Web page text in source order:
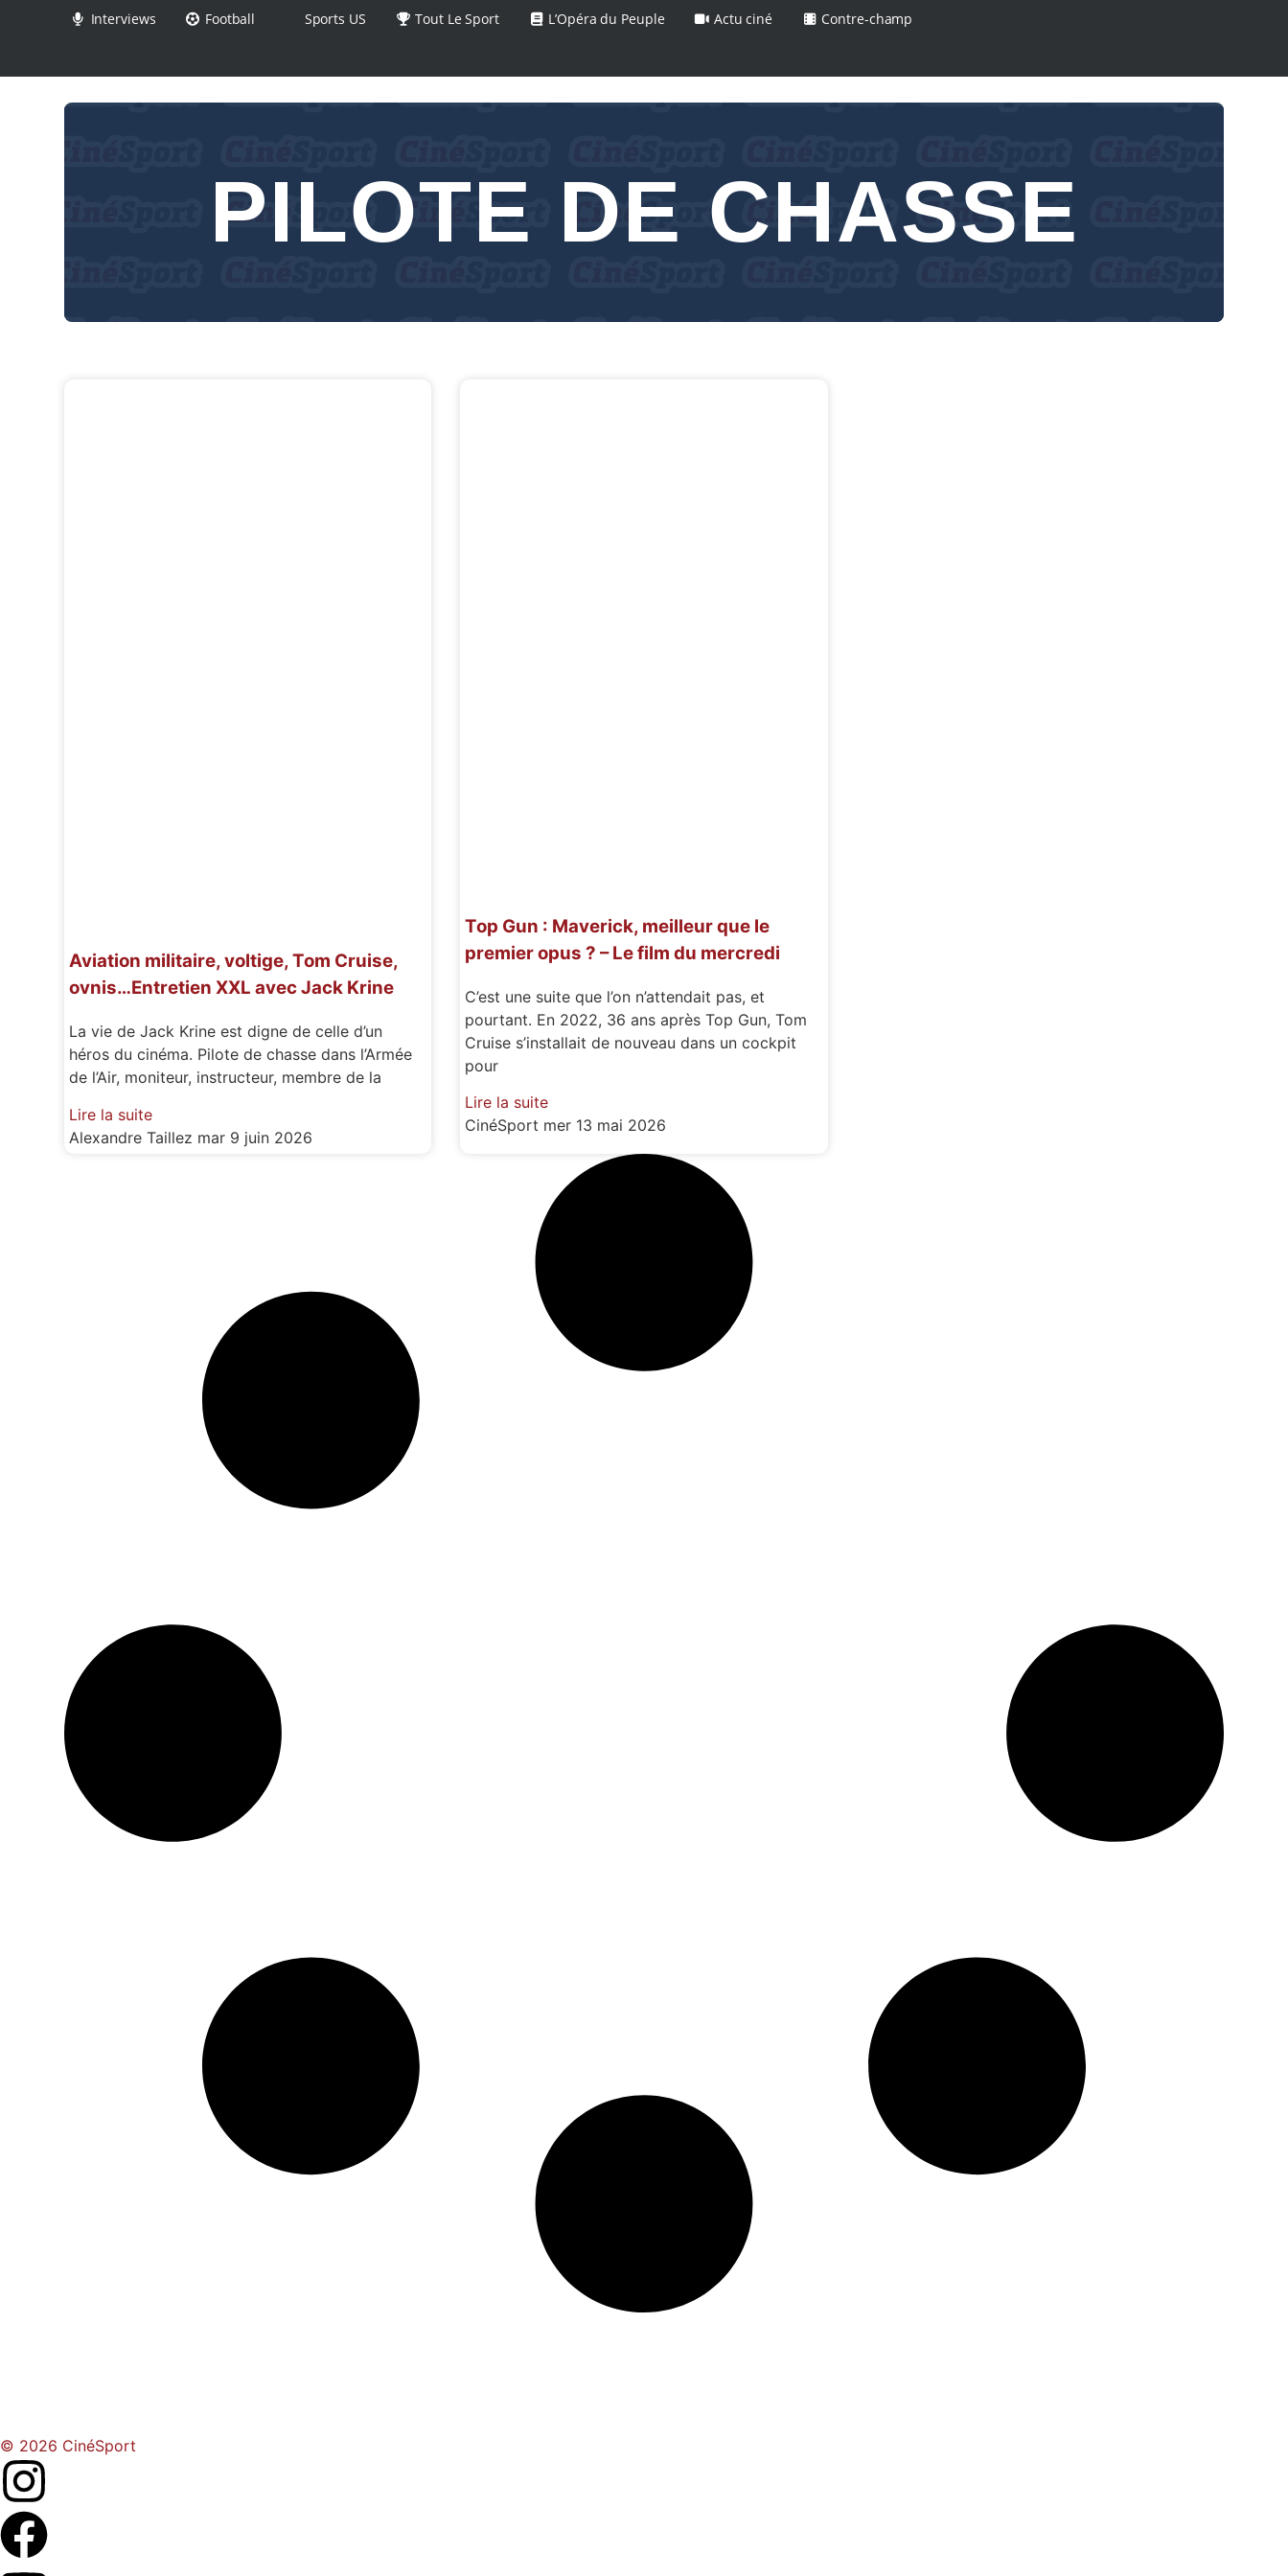
Interviews Football Sports US Tout Le Sport L’Opéra du Peuple Actu ciné Contre-champ
PILOTE DE CHASSE
Aviation militaire, voltige, Tom Cruise,
ovnis…Entretien XXL avec Jack Krine
La vie de Jack Krine est digne de celle d’un
héros du cinéma. Pilote de chasse dans l’Armée
de l’Air, moniteur, instructeur, membre de la
Lire la suite
Alexandre Taillez mar 9 juin 2026
Top Gun : Maverick, meilleur que le
premier opus ? – Le film du mercredi
C’est une suite que l’on n’attendait pas, et
pourtant. En 2022, 36 ans après Top Gun, Tom
Cruise s’installait de nouveau dans un cockpit
pour
Lire la suite
CinéSport mer 13 mai 2026
© 2026 CinéSport